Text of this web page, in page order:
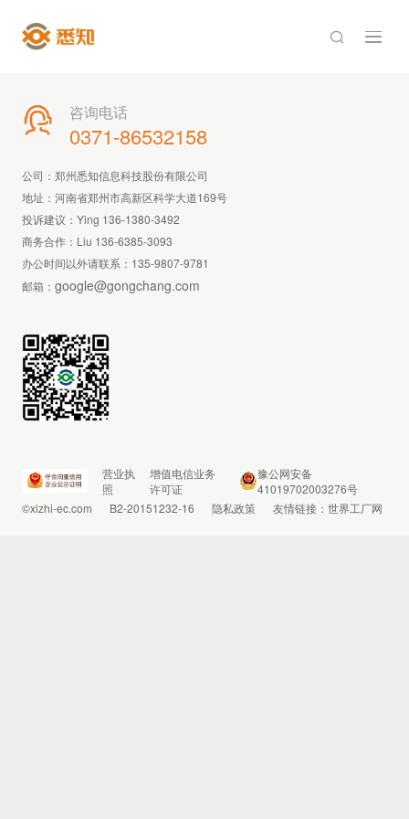

 咨询电话
0371-86532158
公司：郑州悉知信息科技股份有限公司
地址：河南省郑州市高新区科学大道169号
投诉建议：Ying 136-1380-3492
商务合作：Liu 136-6385-3093
办公时间以外请联系： 135-9807-9781
邮箱： google@gongchang.com
营业执
照
增值电信业务
许可证
豫公网安备
41019702003276号
©xizhi-ec.com
B2-20151232-16 隐私政策 友情链接： 世界工厂网